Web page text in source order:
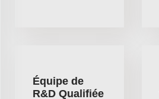
Équipe de
R&D Qualifiée